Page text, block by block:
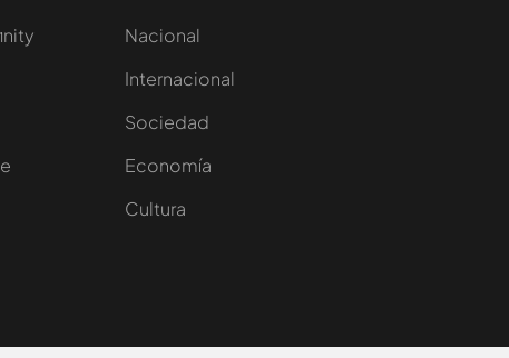
Nacional
Internacional
Sociedad
Economía
Cultura